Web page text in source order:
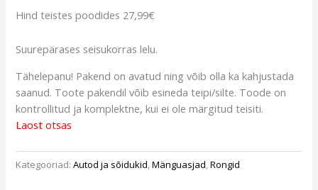
Hind teistes poodides 27,99€
Suurepärases seisukorras lelu.
Tähelepanu! Pakend on avatud ning võib olla ka kahjustada
saanud. Toote pakendil võib esineda teipi/silte. Toode on
kontrollitud ja komplektne, kui ei ole märgitud teisiti.
Laost otsas
Kategooriad:Autod ja sõidukid,Mänguasjad,Rongid